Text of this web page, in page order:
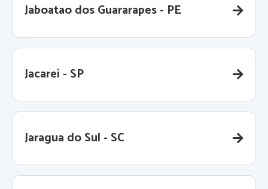
Jaboatao dos Guararapes - PE
Jacareí - SP
Jaragua do Sul - SC